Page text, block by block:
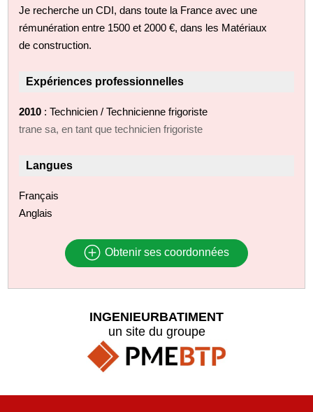
Je recherche un CDI, dans toute la France avec une
rémunération entre 1500 et 2000 €, dans les Matériaux
de construction.
Expériences professionnelles
2010 : Technicien / Technicienne frigoriste
trane sa, en tant que technicien frigoriste
Langues
Français
Anglais
Obtenir ses coordonnées
INGENIEURBATIMENT
un site du groupe